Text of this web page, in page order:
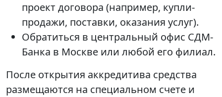
проект договора (например, купли-
продажи, поставки, оказания услуг).
Обратиться в центральный офис СДМ-
Банка в Москве или любой его филиал.
После открытия аккредитива средства
размещаются на специальном счете и